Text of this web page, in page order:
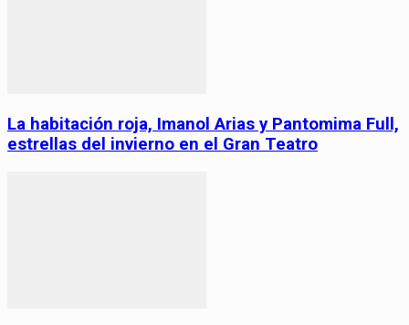
La habitación roja, Imanol Arias y Pantomima Full,
estrellas del invierno en el Gran Teatro